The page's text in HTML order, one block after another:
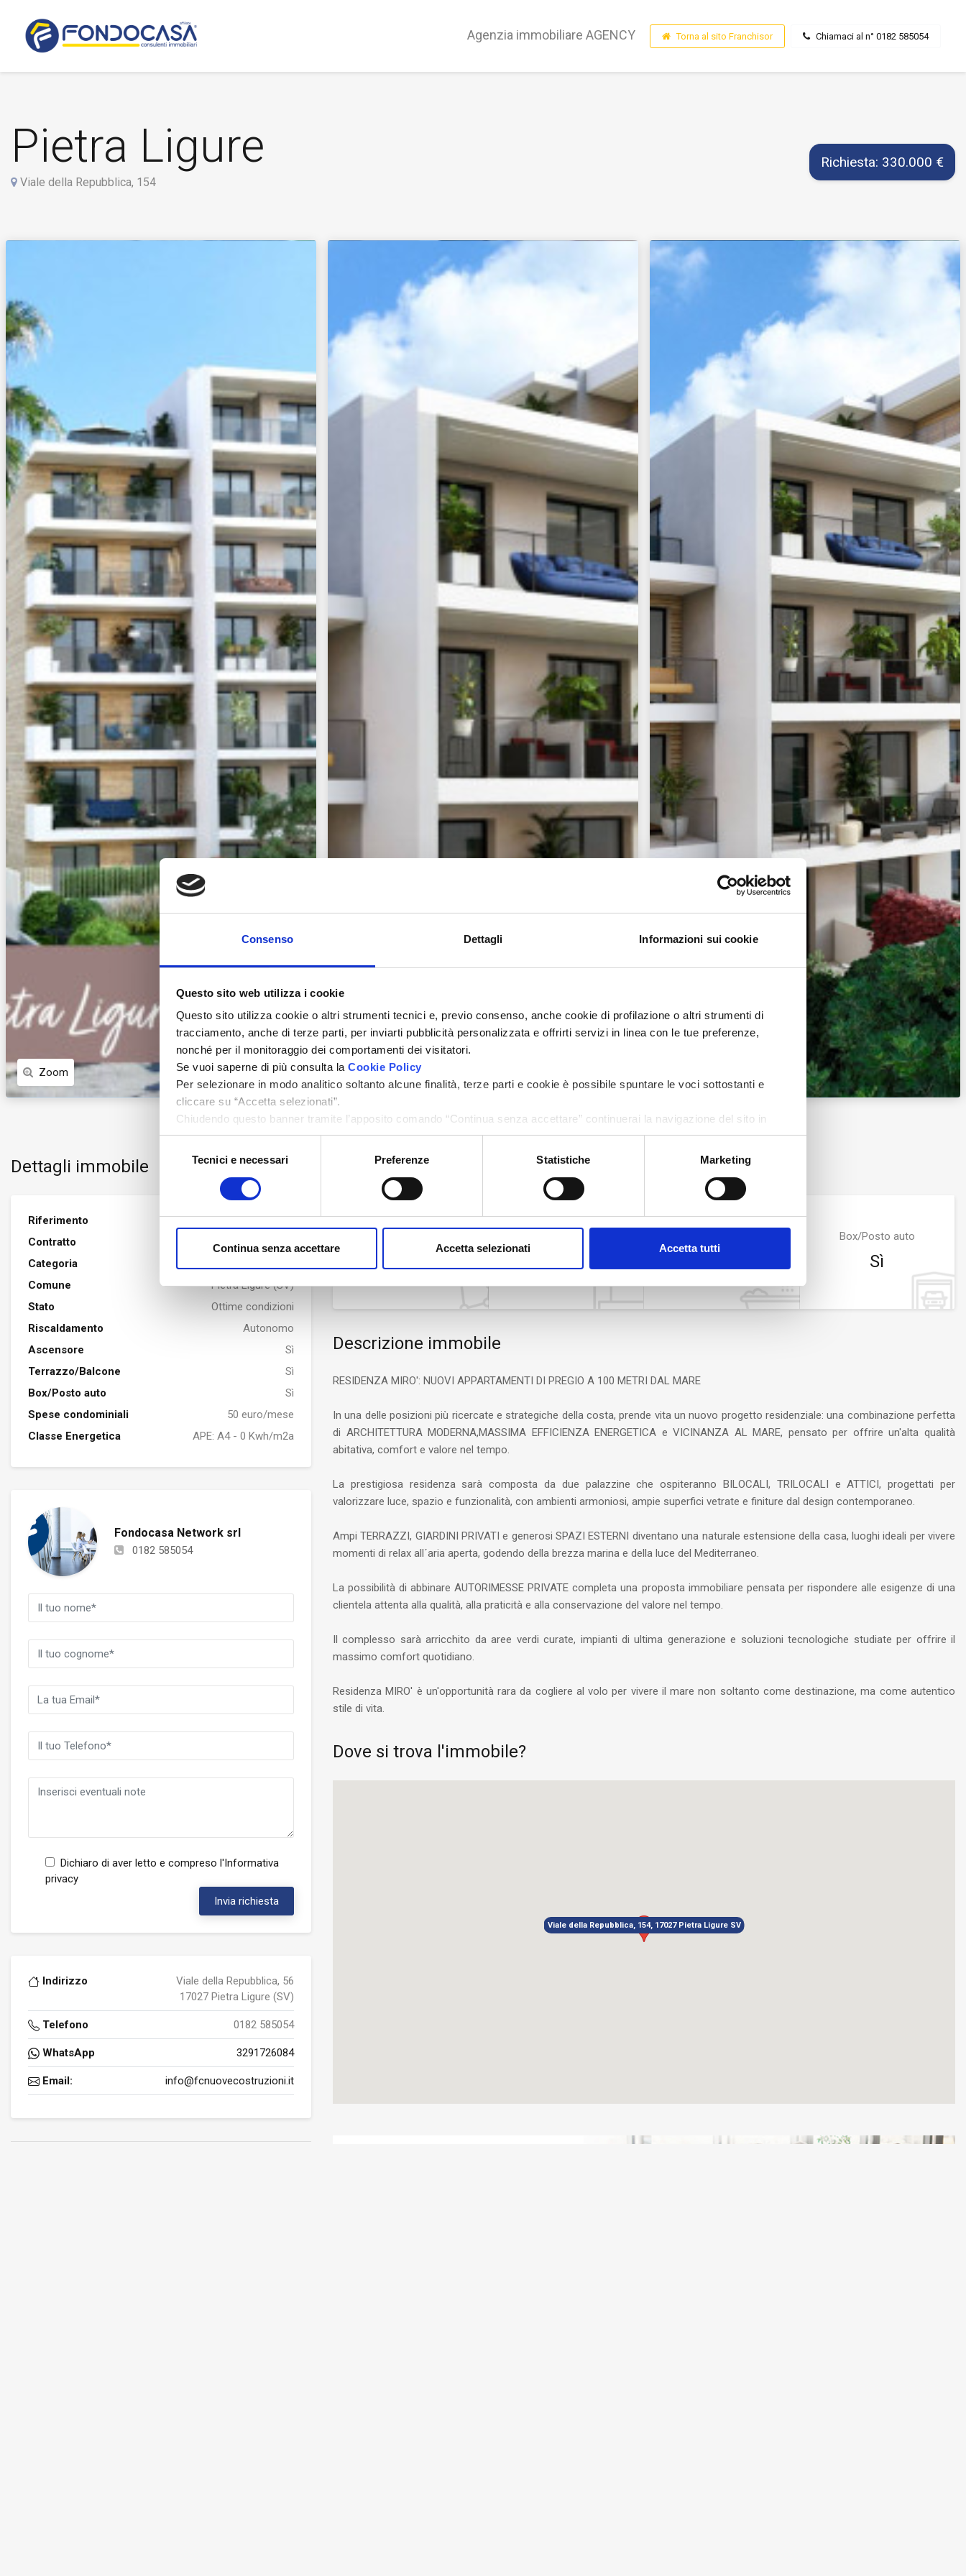
Consenso Dettagli Informazioni sui cookie
Questo sito web utilizza i cookie
Questo sito utilizza cookie o altri strumenti tecnici e, previo consenso, anche cookie di profilazione o altri strumenti di
tracciamento, anche di terze parti, per inviarti pubblicità personalizzata e offrirti servizi in linea con le tue preferenze,
nonché per il monitoraggio dei comportamenti dei visitatori.
Se vuoi saperne di più consulta la Cookie Policy
Per selezionare in modo analitico soltanto alcune finalità, terze parti e cookie è possibile spuntare le voci sottostanti e
cliccare su “Accetta selezionati”.
Chiudendo questo banner tramite l’apposito comando “Continua senza accettare” continuerai la navigazione del sito in
assenza di cookie o altri strumenti di tracciamento diversi da quelli tecnici.
Tecnici e necessari Preferenze Statistiche Marketing
Continua senza accettare Accetta selezionati Accetta tutti
Agenzia immobiliare AGENCY Torna al sito Franchisor Chiamaci al n° 0182 585054
Pietra Ligure
Viale della Repubblica, 154
Richiesta: 330.000 €
Zoom Zoom
Dettagli immobile
Riferimento
RESIDENZA MIRO'
Contratto
Categoria
Comune
Pietra Ligure (SV)
Stato
Ottime condizioni
Riscaldamento
Autonomo
Ascensore
Sì
Terrazzo/Balcone
Sì
Box/Posto auto
Sì
Spese condominiali
50 euro/mese
Classe Energetica
APE: A4 - 0 Kwh/m2a
Fondocasa Network srl
0182 585054
Dichiaro di aver letto e compreso l'Informativa
privacy
Invia richiesta
Indirizzo
Viale della Repubblica, 56
17027 Pietra Ligure (SV)
Telefono 0182 585054
WhatsApp 3291726084
Email: info@fcnuovecostruzioni.it
Caratteristiche
Box/Posto auto
Sì
Descrizione immobile
RESIDENZA MIRO': NUOVI APPARTAMENTI DI PREGIO A 100 METRI DAL MARE
In una delle posizioni più ricercate e strategiche della costa, prende vita un nuovo progetto residenziale: una combinazione perfetta
di ARCHITETTURA MODERNA,MASSIMA EFFICIENZA ENERGETICA e VICINANZA AL MARE, pensato per offrire un'alta qualità
abitativa, comfort e valore nel tempo.
La prestigiosa residenza sarà composta da due palazzine che ospiteranno BILOCALI, TRILOCALI e ATTICI, progettati per
valorizzare luce, spazio e funzionalità, con ambienti armoniosi, ampie superfici vetrate e finiture dal design contemporaneo.
Ampi TERRAZZI, GIARDINI PRIVATI e generosi SPAZI ESTERNI diventano una naturale estensione della casa, luoghi ideali per vivere
momenti di relax all´aria aperta, godendo della brezza marina e della luce del Mediterraneo.
La possibilità di abbinare AUTORIMESSE PRIVATE completa una proposta immobiliare pensata per rispondere alle esigenze di una
clientela attenta alla qualità, alla praticità e alla conservazione del valore nel tempo.
Il complesso sarà arricchito da aree verdi curate, impianti di ultima generazione e soluzioni tecnologiche studiate per offrire il
massimo comfort quotidiano.
Residenza MIRO' è un'opportunità rara da cogliere al volo per vivere il mare non soltanto come destinazione, ma come autentico
stile di vita.
Dove si trova l'immobile?
Viale della Repubblica, 154, 17027 Pietra Ligure SV